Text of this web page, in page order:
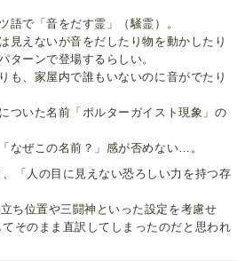
語で「音をだす霊」（騒霊）。
見えないが音をだしたり物を動かしたり
ターンで登場するらしい。
も、家屋内で誰もいないのに音がでたり
ついた名前「ポルターガイスト現象」の
なぜこの名前？」感が否めない…。
「人の目に見えない恐ろしい力を持つ存
ち位置や三闘神といった設定を考慮せ
そのまま直訳してしまったのだと思われ